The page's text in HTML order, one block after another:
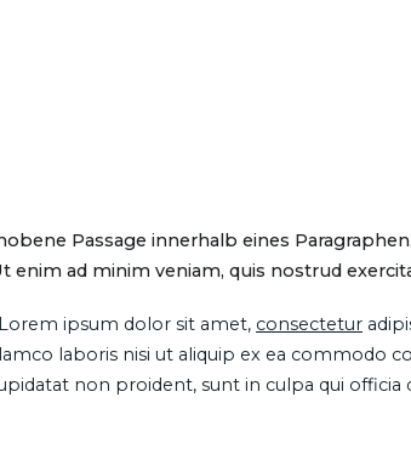
Passage innerhalb eines
ad minim veniam, quis nostrud
ipsum dolor sit amet, consectetur
laboris nisi ut aliquip ex ea commodo
non proident, sunt in culpa qui